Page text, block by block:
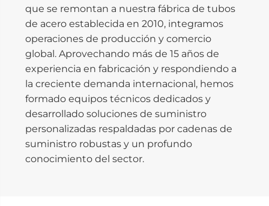
que se remontan a nuestra fábrica de tubos
de acero establecida en 2010, integramos
operaciones de producción y comercio
global. Aprovechando más de 15 años de
experiencia en fabricación y respondiendo a
la creciente demanda internacional, hemos
formado equipos técnicos dedicados y
desarrollado soluciones de suministro
personalizadas respaldadas por cadenas de
suministro robustas y un profundo
conocimiento del sector.